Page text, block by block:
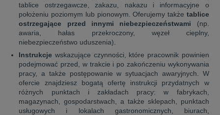
tablice ostrzegawcze, zakazu, nakazu i informacyjne o
położeniu poziomym lub pionowym. Oferujemy także tablice
ostrzegające przed innymi niebezpieczeństwami (np.
awaria, hałas przekroczony, węzeł cieplny,
niebezpieczeństwo uduszenia).
Instrukcje wskazujące czynności, które pracownik powinien
podejmować przed, w trakcie i po zakończeniu wykonywania
pracy, a także postępowanie w sytuacjach awaryjnych. W
ofercie znajdziesz bogatą ofertę instrukcji przydatnych w
różnych punktach i zakładach pracy: w fabrykach,
magazynach, gospodarstwach, a także sklepach, punktach
usługowych i lokalach gastronomicznych, biurach,